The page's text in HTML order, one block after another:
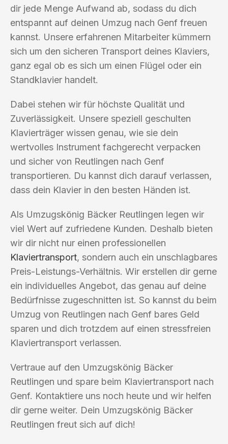
dir jede Menge Aufwand ab, sodass du dich
entspannt auf deinen Umzug nach Genf freuen
kannst. Unsere erfahrenen Mitarbeiter kümmern
sich um den sicheren Transport deines Klaviers,
ganz egal ob es sich um einen Flügel oder ein
Standklavier handelt.
Dabei stehen wir für höchste Qualität und
Zuverlässigkeit. Unsere speziell geschulten
Klavierträger wissen genau, wie sie dein
wertvolles Instrument fachgerecht verpacken
und sicher von Reutlingen nach Genf
transportieren. Du kannst dich darauf verlassen,
dass dein Klavier in den besten Händen ist.
Als Umzugskönig Bäcker Reutlingen legen wir
viel Wert auf zufriedene Kunden. Deshalb bieten
wir dir nicht nur einen professionellen
Klaviertransport, sondern auch ein unschlagbares
Preis-Leistungs-Verhältnis. Wir erstellen dir gerne
ein individuelles Angebot, das genau auf deine
Bedürfnisse zugeschnitten ist. So kannst du beim
Umzug von Reutlingen nach Genf bares Geld
sparen und dich trotzdem auf einen stressfreien
Klaviertransport verlassen.
Vertraue auf den Umzugskönig Bäcker
Reutlingen und spare beim Klaviertransport nach
Genf. Kontaktiere uns noch heute und wir helfen
dir gerne weiter. Dein Umzugskönig Bäcker
Reutlingen freut sich auf dich!